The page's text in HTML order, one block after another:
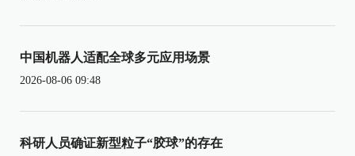
中国机器人适配全球多元应用场景
2026-08-06 09:48
科研人员确证新型粒子“胶球”的存在